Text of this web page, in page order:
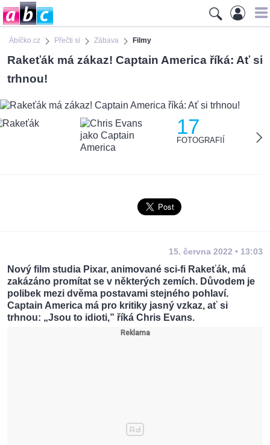
Ábíčko.cz Přečti si Zábava Filmy
Rakeťák má zákaz! Captain America říká: Ať si
trhnou!
17
FOTOGRAFIÍ
15. června 2022 • 13:03
Nový film studia Pixar, animované sci-fi Rakeťák, má
zakázáno promítat se v některých zemích. Důvodem je
polibek mezi dvěma postavami stejného pohlaví.
Captain America má pro kritiky jasný vzkaz, ať si
trhnou: „Jsou to idioti,” říká Chris Evans.